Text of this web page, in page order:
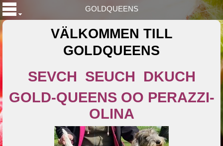
GOLDQUEENS
VÄLKOMMEN TILL
GOLDQUEENS
SEVCH SEUCH DKUCH
GOLD-QUEENS OO PERAZZI-
OLINA